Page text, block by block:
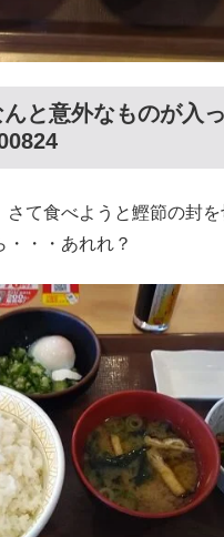
と意外なものが入
さて食べようと鰹節の封を
・・・あれれ？